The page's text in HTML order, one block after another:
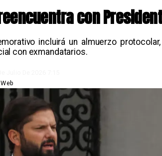
con
incluirá un almuerzo
con exmandatarios.